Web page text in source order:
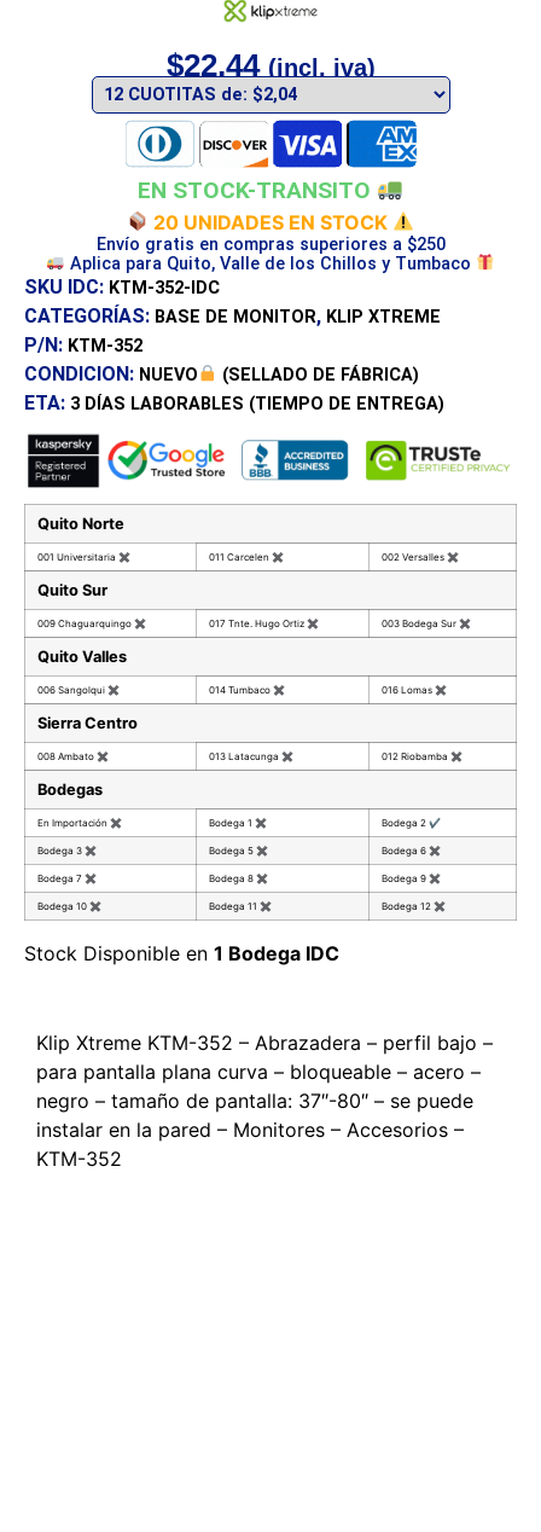
$22,44 (incl. iva)
EN STOCK-TRANSITO
20 UNIDADES EN STOCK
Envío gratis en compras superiores a $250
Aplica para Quito, Valle de los Chillos y Tumbaco
SKU IDC: KTM-352-IDC
CATEGORÍAS: BASE DE MONITOR, KLIP XTREME
P/N: KTM-352
CONDICION: NUEVO (SELLADO DE FÁBRICA)
ETA: 3 DÍAS LABORABLES (TIEMPO DE ENTREGA)
Quito Norte
001 Universitaria ✖ 011 Carcelen ✖ 002 Versalles ✖
Quito Sur
009 Chaguarquingo ✖ 017 Tnte. Hugo Ortiz ✖ 003 Bodega Sur ✖
Quito Valles
006 Sangolqui ✖ 014 Tumbaco ✖ 016 Lomas ✖
Sierra Centro
008 Ambato ✖ 013 Latacunga ✖ 012 Riobamba ✖
Bodegas
En Importación ✖ Bodega 1 ✖ Bodega 2 ✔
Bodega 3 ✖ Bodega 5 ✖ Bodega 6 ✖
Bodega 7 ✖ Bodega 8 ✖ Bodega 9 ✖
Bodega 10 ✖ Bodega 11 ✖ Bodega 12 ✖
Stock Disponible en 1 Bodega IDC
Klip Xtreme KTM-352 – Abrazadera – perfil bajo –
para pantalla plana curva – bloqueable – acero –
negro – tamaño de pantalla: 37″-80″ – se puede
instalar en la pared – Monitores – Accesorios –
KTM-352